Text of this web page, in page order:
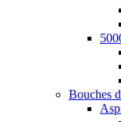
Bouches